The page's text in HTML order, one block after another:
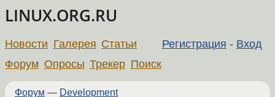
LINUX.ORG.RU
Регистрация - Вход
Новости Галерея Статьи
Форум Опросы Трекер Поиск
Форум — Development